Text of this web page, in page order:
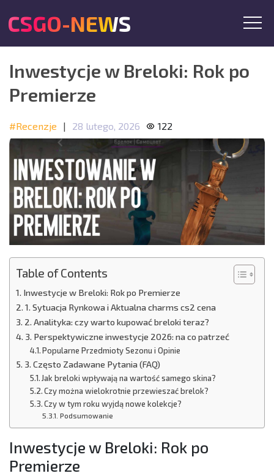
CSGO-NEWS
Inwestycje w Breloki: Rok po
Premierze
#Recenzje | 28 lutego, 2026 122
Table of Contents
Inwestycje w Breloki: Rok po Premierze
1. Sytuacja Rynkowa i Aktualna charms cs2 cena
2. Analityka: czy warto kupować breloki teraz?
3. Perspektywiczne inwestycje 2026: na co patrzeć
Popularne Przedmioty Sezonu i Opinie
3. Często Zadawane Pytania (FAQ)
Jak breloki wpływają na wartość samego skina?
Czy można wielokrotnie przewieszać brelok?
Czy w tym roku wyjdą nowe kolekcje?
Podsumowanie
Inwestycje w Breloki: Rok po
Premierze